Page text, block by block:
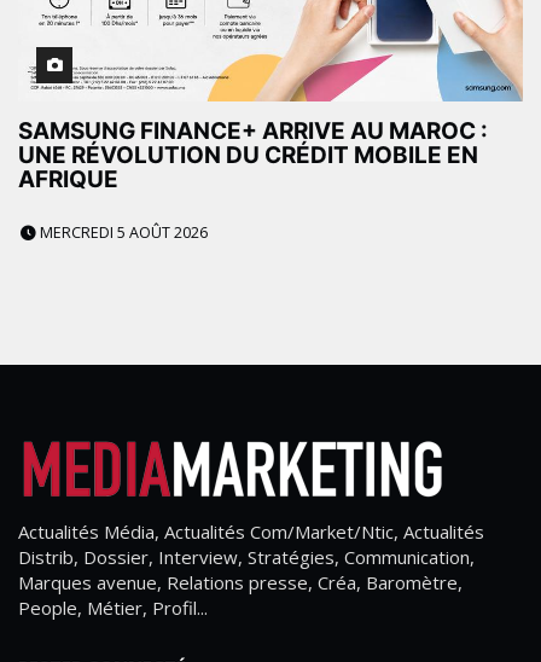
SAMSUNG FINANCE+ ARRIVE AU MAROC :
UNE RÉVOLUTION DU CRÉDIT MOBILE EN
AFRIQUE
MERCREDI 5 AOÛT 2026
Actualités Média, Actualités Com/Market/Ntic, Actualités
Distrib, Dossier, Interview, Stratégies, Communication,
Marques avenue, Relations presse, Créa, Baromètre,
People, Métier, Profil...